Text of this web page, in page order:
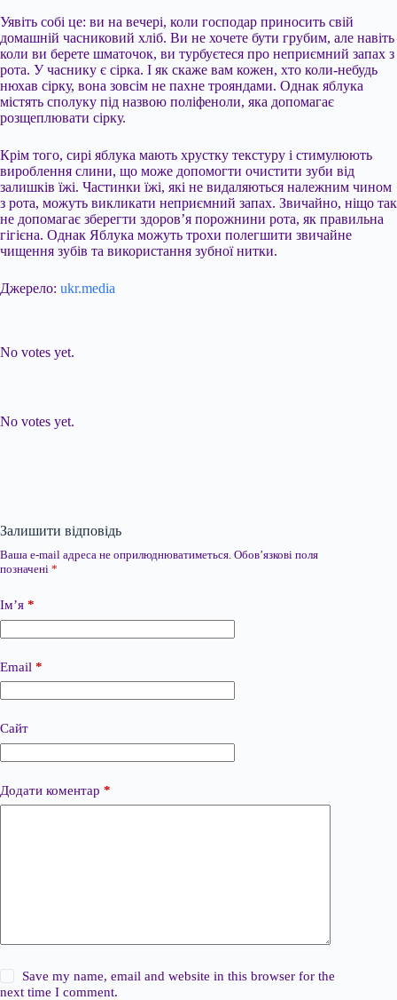
Уявіть собі це: ви на вечері, коли господар приносить свій
домашній часниковий хліб. Ви не хочете бути грубим, але навіть
коли ви берете шматочок, ви турбуєтеся про неприємний запах з
рота. У часнику є сірка. І як скаже вам кожен, хто коли-небудь
нюхав сірку, вона зовсім не пахне трояндами. Однак яблука
містять сполуку під назвою поліфеноли, яка допомагає
розщеплювати сірку.
Крім того, сирі яблука мають хрустку текстуру і стимулюють
вироблення слини, що може допомогти очистити зуби від
залишків їжі. Частинки їжі, які не видаляються належним чином
з рота, можуть викликати неприємний запах. Звичайно, ніщо так
не допомагає зберегти здоров’я порожнини рота, як правильна
гігієна. Однак Яблука можуть трохи полегшити звичайне
чищення зубів та використання зубної нитки.
Джерело: ukr.media
No votes yet.
No votes yet.
Залишити відповідь
Ваша e-mail адреса не оприлюднюватиметься. Обов’язкові поля
позначені *
Ім’я *
Email *
Сайт
Додати коментар *
Save my name, email and website in this browser for the
next time I comment.